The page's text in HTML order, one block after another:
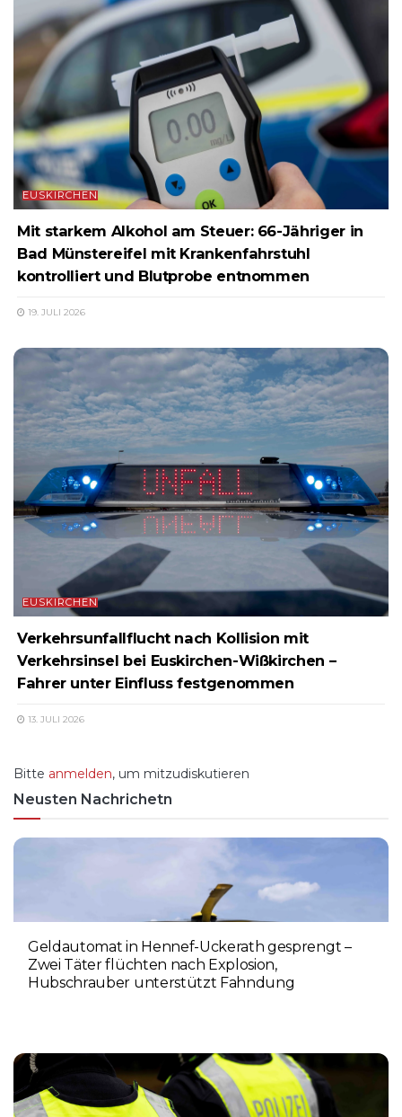
EUSKIRCHEN
Mit starkem Alkohol am Steuer: 66-Jähriger in
Bad Münstereifel mit Krankenfahrstuhl
kontrolliert und Blutprobe entnommen
19. JULI 2026
EUSKIRCHEN
Verkehrsunfallflucht nach Kollision mit
Verkehrsinsel bei Euskirchen-Wißkirchen –
Fahrer unter Einfluss festgenommen
13. JULI 2026
Bitte anmelden, um mitzudiskutieren
Neusten Nachrichetn
Geldautomat in Hennef-Uckerath gesprengt –
Zwei Täter flüchten nach Explosion,
Hubschrauber unterstützt Fahndung